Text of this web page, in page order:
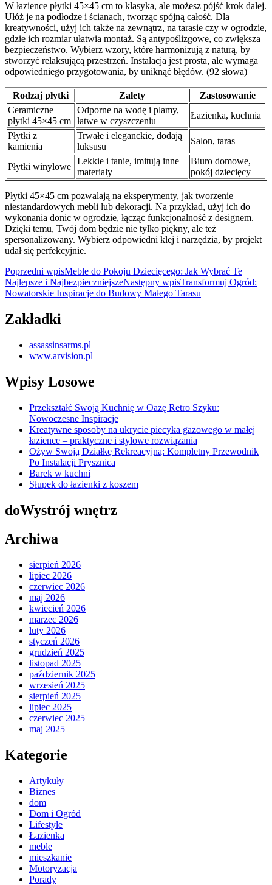
W łazience płytki 45×45 cm to klasyka, ale możesz pójść krok dalej.
Ułóż je na podłodze i ścianach, tworząc spójną całość. Dla
kreatywności, użyj ich także na zewnątrz, na tarasie czy w ogrodzie,
gdzie ich rozmiar ułatwia montaż. Są antypoślizgowe, co zwiększa
bezpieczeństwo. Wybierz wzory, które harmonizują z naturą, by
stworzyć relaksującą przestrzeń. Instalacja jest prosta, ale wymaga
odpowiedniego przygotowania, by uniknąć błędów. (92 słowa)
Rodzaj płytki Zalety
Zastosowanie
Ceramiczne
płytki 45×45 cm
Odporne na wodę i plamy,
łatwe w czyszczeniu
Łazienka, kuchnia
Płytki z
kamienia
Trwałe i eleganckie, dodają
luksusu
Salon, taras
Płytki winylowe
Lekkie i tanie, imitują inne
materiały
Biuro domowe,
pokój dziecięcy
Płytki 45×45 cm pozwalają na eksperymenty, jak tworzenie
niestandardowych mebli lub dekoracji. Na przykład, użyj ich do
wykonania donic w ogrodzie, łącząc funkcjonalność z designem.
Dzięki temu, Twój dom będzie nie tylko piękny, ale też
spersonalizowany. Wybierz odpowiedni klej i narzędzia, by projekt
udał się perfekcyjnie.
Nawigacja
wpisu
Poprzedni wpisMeble do Pokoju Dziecięcego: Jak Wybrać Te
Najlepsze i NajbezpieczniejszeNastępny wpisTransformuj Ogród:
Nowatorskie Inspiracje do Budowy Małego Tarasu
Zakładki
assassinsarms.pl
www.arvision.pl
Wpisy Losowe
Przekształć Swoją Kuchnię w Oazę Retro Szyku:
Nowoczesne Inspiracje
Kreatywne sposoby na ukrycie piecyka gazowego w małej
łazience – praktyczne i stylowe rozwiązania
Ożyw Swoją Działkę Rekreacyjną: Kompletny Przewodnik
Po Instalacji Prysznica
Barek w kuchni
Słupek do łazienki z koszem
doWystrój wnętrz
Archiwa
sierpień 2026
lipiec 2026
czerwiec 2026
maj 2026
kwiecień 2026
marzec 2026
luty 2026
styczeń 2026
grudzień 2025
listopad 2025
październik 2025
wrzesień 2025
sierpień 2025
lipiec 2025
czerwiec 2025
maj 2025
Kategorie
Artykuły
Biznes
dom
Dom i Ogród
Lifestyle
Łazienka
meble
mieszkanie
Motoryzacja
Porady